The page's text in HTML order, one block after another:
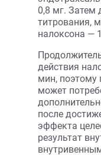
0,8 мг. Затем
титрования,
налоксона —
действия
мин, поэтому
может
после
эффекта
результат